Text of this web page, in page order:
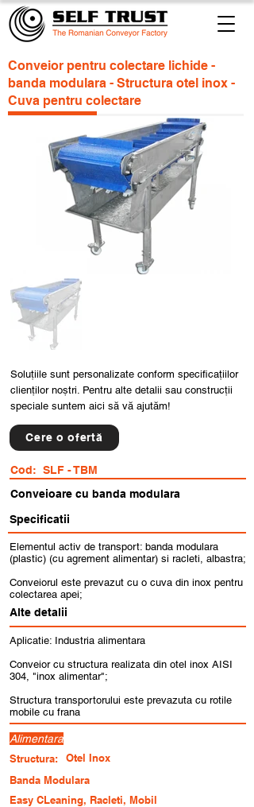
Conveior pentru colectare lichide -
banda modulara - Structura otel inox -
Cuva pentru colectare
Soluțiile sunt personalizate conform specificațiilor
clienților noștri. Pentru alte detalii sau construcții
speciale suntem aici să vă ajutăm!
Cere o ofertă
Cod: SLF - TBM
Conveioare cu banda modulara
Specificatii
Elementul activ de transport: banda modulara
(plastic) (cu agrement alimentar) si racleti, albastra;
Conveiorul este prevazut cu o cuva din inox pentru
colectarea apei;
Alte detalii
Aplicatie: Industria alimentara
Conveior cu structura realizata din otel inox AISI
304, "inox alimentar";
Structura transportorului este prevazuta cu rotile
mobile cu frana
Alimentara
Structura:
Otel Inox
Banda Modulara
Easy CLeaning, Racleti, Mobil